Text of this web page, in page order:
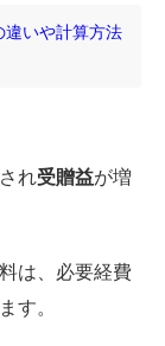
違いや計算方法
れ受贈益が増
は、必要経費
す。